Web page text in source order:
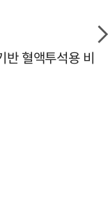
혈액투석용 비